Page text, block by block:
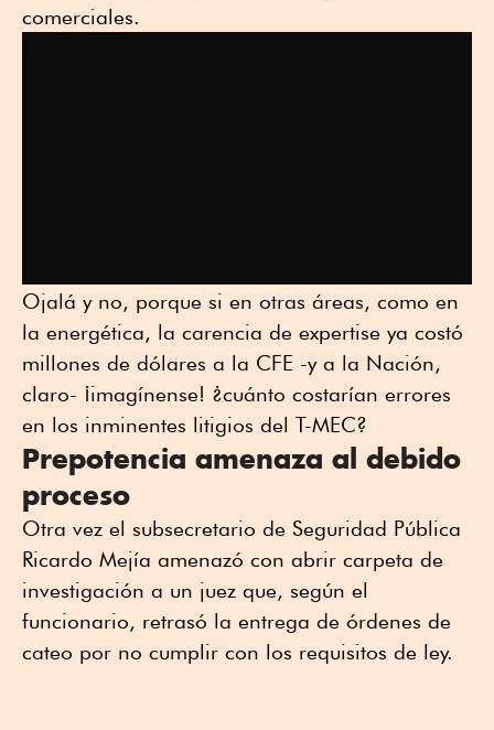
comerciales.
Ojalá y no, porque si en otras áreas, como en
la energética, la carencia de expertise ya costó
millones de dólares a la CFE -y a la Nación,
claro- ¡imagínense! ¿cuánto costarían errores
en los inminentes litigios del T-MEC?
Prepotencia amenaza al debido
proceso
Otra vez el subsecretario de Seguridad Pública
Ricardo Mejía amenazó con abrir carpeta de
investigación a un juez que, según el
funcionario, retrasó la entrega de órdenes de
cateo por no cumplir con los requisitos de ley.